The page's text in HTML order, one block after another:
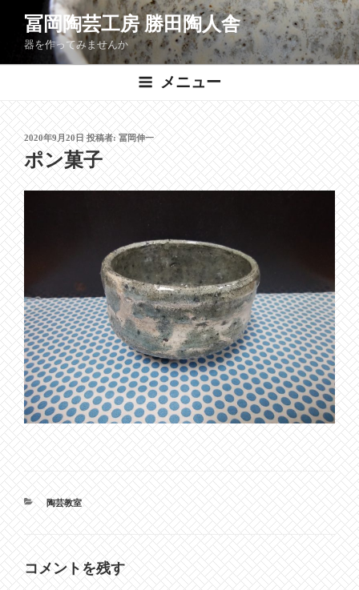
ン
へ
ス
キ
ッ
プ
冨岡陶芸工房 勝田陶人舎
器を作ってみませんか
メニュー
投
稿
日:
2020年9月20日投稿者:冨岡伸一
ポン菓子
カ
テ
ゴ
リ
ー
陶芸教室
コメントを残す